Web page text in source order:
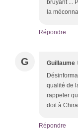
bruyant ...
la
Répondre
G Guillaume
qualité de
rappeler
doit à
Répondre